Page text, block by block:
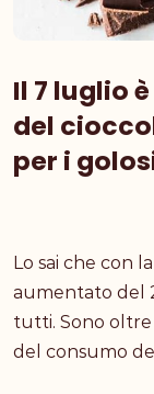
Il 7 luglio
del
per i
Lo sai che con
aumentato del
tutti. Sono oltre
del consumo